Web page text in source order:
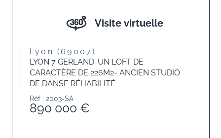
Visite virtuelle
Lyon (69007)
LYON 7 GERLAND. UN LOFT DE
CARACTÈRE DE 226M2- ANCIEN STUDIO
DE DANSE RÉHABILITÉ
Réf : 2003-SA
890 000 €